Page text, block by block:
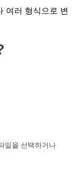
여러 형식으로 변
일을 선택하거나